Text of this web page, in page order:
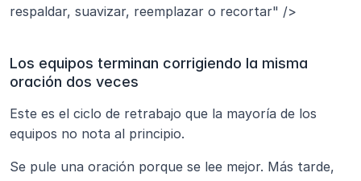
respaldar, suavizar, reemplazar o recortar" />
Los equipos terminan corrigiendo la misma
oración dos veces
Este es el ciclo de retrabajo que la mayoría de los
equipos no nota al principio.
Se pule una oración porque se lee mejor. Más tarde,